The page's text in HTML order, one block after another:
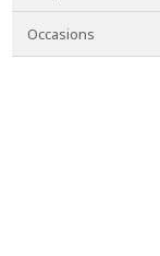
Occasions